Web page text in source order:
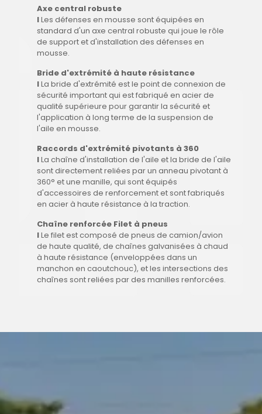
Axe central robuste
ILes défenses en mousse sont équipées en
standard d'un axe central robuste qui joue le rôle
de support et d'installation des défenses en
mousse.
Bride d'extrémité à haute résistance
ILa bride d'extrémité est le point de connexion de
sécurité important qui est fabriqué en acier de
qualité supérieure pour garantir la sécurité et
l'application à long terme de la suspension de
l'aile en mousse.
Raccords d'extrémité pivotants à 360
ILa chaîne d'installation de l'aile et la bride de l'aile
sont directement reliées par un anneau pivotant à
360° et une manille, qui sont équipés
d'accessoires de renforcement et sont fabriqués
en acier à haute résistance à la traction.
Chaîne renforcée Filet à pneus
ILe filet est composé de pneus de camion/avion
de haute qualité, de chaînes galvanisées à chaud
à haute résistance (enveloppées dans un
manchon en caoutchouc), et les intersections des
chaînes sont reliées par des manilles renforcées.